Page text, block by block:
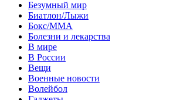
Безумный мир
Биатлон/Лыжи
Бокс/MMA
Болезни и лекарства
В мире
В России
Вещи
Военные новости
Волейбол